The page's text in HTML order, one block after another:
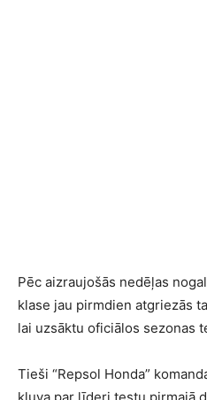
Pēc aizraujošās nedēļas
klase jau pirmdien atgriezās
lai uzsāktu oficiālos sezonas
Tieši “Repsol Honda”